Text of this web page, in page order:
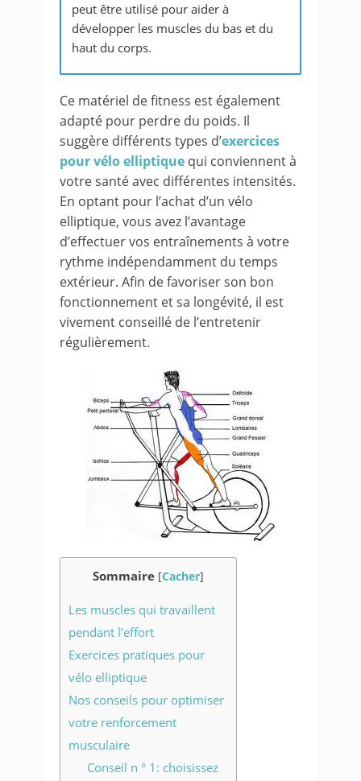
peut être utilisé pour aider à
développer les muscles du bas et du
haut du corps.
Ce matériel de fitness est également
adapté pour perdre du poids. Il
suggère différents types d’exercices
pour vélo elliptique qui conviennent à
votre santé avec différentes intensités.
En optant pour l’achat d’un vélo
elliptique, vous avez l’avantage
d’effectuer vos entraînements à votre
rythme indépendamment du temps
extérieur. Afin de favoriser son bon
fonctionnement et sa longévité, il est
vivement conseillé de l’entretenir
régulièrement.
Sommaire [Cacher]
Les muscles qui travaillent
pendant l’effort
Exercices pratiques pour
vélo elliptique
Nos conseils pour optimiser
votre renforcement
musculaire
Conseil n ° 1: choisissez